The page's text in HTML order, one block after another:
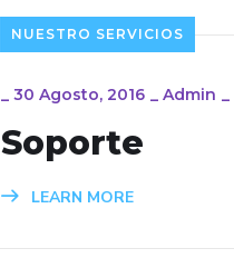
NUESTRO SERVICIOS
_ 30 Agosto, 2016 _ Admin _
Soporte
LEARN MORE